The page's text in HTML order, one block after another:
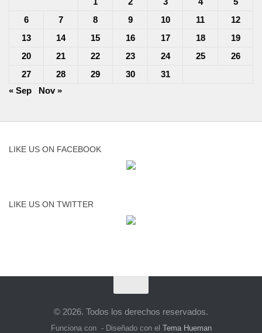
6
7 8 9 10 11
12
13
14 15 16 17 18
19
20
21 22 23 24 25
26
27
28 29 30
31
« Sep
Nov »
LIKE US ON FACEBOOK
LIKE US ON TWITTER
© 2026. Todos los derechos reservados.
Funciona con - Diseñado con el Tema Hueman